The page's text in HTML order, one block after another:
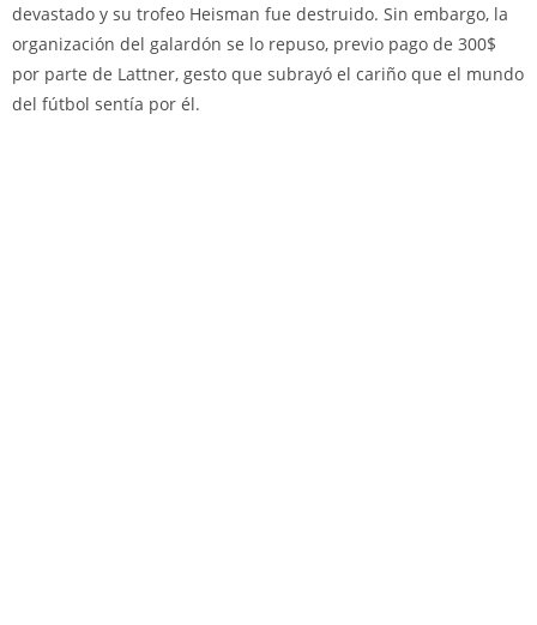
devastado y su trofeo Heisman fue destruido. Sin embargo, la
organización del galardón se lo repuso, previo pago de 300$
por parte de Lattner, gesto que subrayó el cariño que el mundo
del fútbol sentía por él.